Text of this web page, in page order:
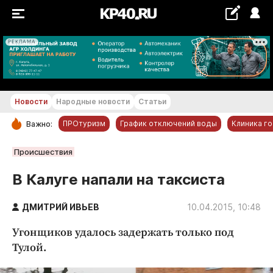
РЕКЛАМА
+16...+17 °С
РУБРИКИ
Новости компаний
Статьи
Авто и транспорт
Новости Народные новости Статьи
Важно: ПРОтуризм График отключений воды Клиника
Происшествия
В Калуге напали на таксиста
ДМИТРИЙ ИВЬЕВ 10.04.2015, 10:48
Угонщиков удалось задержать только под
Тулой.